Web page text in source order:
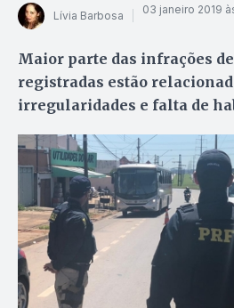
Lívia Barbosa 03 janeiro 2019
Maior parte das infrações
registradas estão
irregularidades e falta de